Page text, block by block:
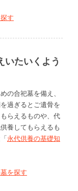
す
いたいくよう
の合祀墓を備え、
過ぎるとご遺骨を
らえるものや、代
養してもらえるも
永代供養の基礎知
を探す